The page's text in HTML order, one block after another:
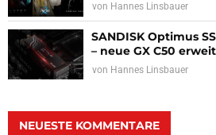
von Hannes Linsbauer
SANDISK Optimus
– neue GX C50
von Hannes Linsbauer
NEUESTE KOMMENTARE